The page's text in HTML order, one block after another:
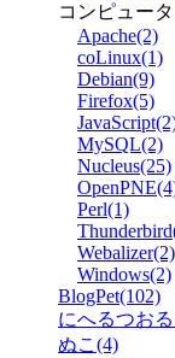
コンピュータ
Apache(2)
coLinux(1)
Debian(9)
Firefox(5)
MySQL(2)
Nucleus(25)
Perl(1)
Webalizer(2)
Windows(2)
BlogPet(102)
にへるつお
ぬこ(4)